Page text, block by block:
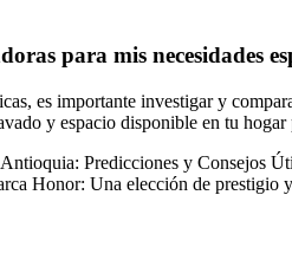
para mis necesidades
es importante investigar y
y espacio disponible en tu
Predicciones y Consejos
Honor: Una elección de prestigio